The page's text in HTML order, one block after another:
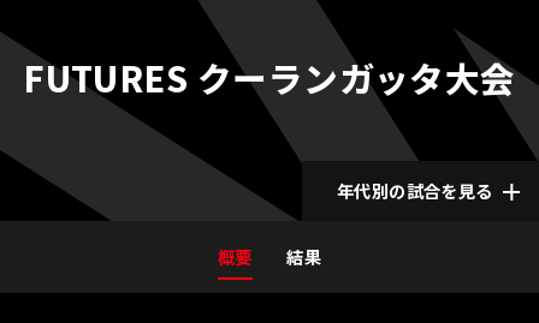
FUTURES クーランガッタ大会
年代別の試合を見る
概要 結果